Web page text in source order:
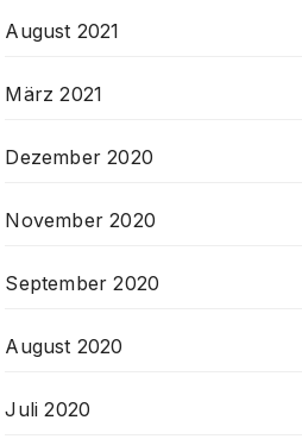
August 2021
März 2021
Dezember 2020
November 2020
September 2020
August 2020
Juli 2020